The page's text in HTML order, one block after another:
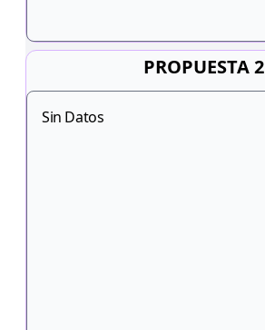
PROPUESTA 2
Sin Datos